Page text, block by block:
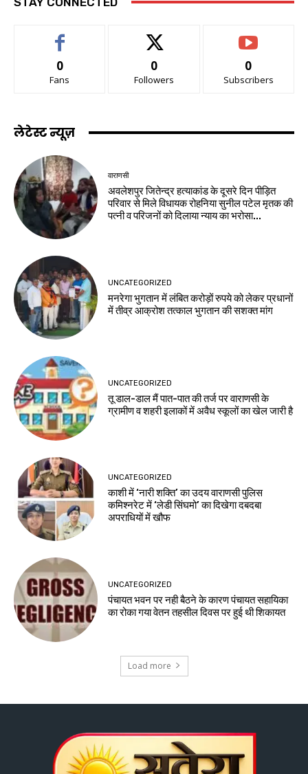
0
Fans
0
Followers
0
Subscribers
लेटेस्ट न्यूज़
वाराणसी
अवलेशपुर जितेन्द्र हत्याकांड के दूसरे दिन पीड़ित
परिवार से मिले विधायक रोहनिया सुनील पटेल मृतक की
पत्नी व परिजनों को दिलाया न्याय का भरोसा...
UNCATEGORIZED
मनरेगा भुगतान में लंबित करोड़ों रुपये को लेकर प्रधानों
में तीव्र आक्रोश तत्काल भुगतान की सशक्त मांग
UNCATEGORIZED
तू डाल-डाल मैं पात-पात की तर्ज पर वाराणसी के
ग्रामीण व शहरी इलाकों में अवैध स्कूलों का खेल जारी है
UNCATEGORIZED
काशी में ‘नारी शक्ति’ का उदय वाराणसी पुलिस
कमिश्नरेट में ‘लेडी सिंघमो’ का दिखेगा दबदबा
अपराधियों में खौफ
UNCATEGORIZED
पंचायत भवन पर नही बैठने के कारण पंचायत सहायिका
का रोका गया वेतन तहसील दिवस पर हुई थी शिकायत
Load more